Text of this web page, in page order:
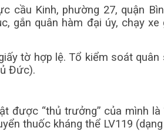
cầu Kinh, phường 27, quận
gắn quân hàm đại úy, chạy
tờ hợp lệ. Tổ kiểm soát
Đức).
được “thủ trưởng” của mình
thuốc kháng thể LV119